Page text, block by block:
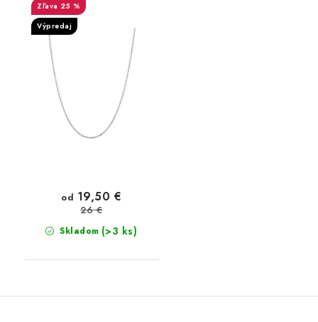
25 %
Výpredaj
Skladom (>3 ks)
od 19,50 €
26 €